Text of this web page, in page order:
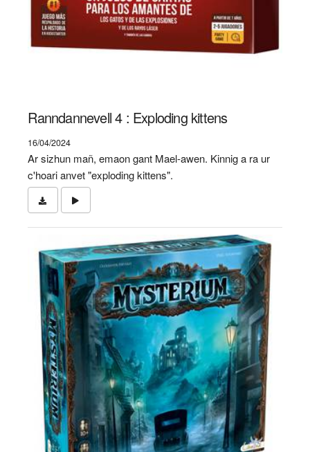
Ranndannevell 4 : Exploding kittens
16/04/2024
Ar sizhun mañ, emaon gant Mael-awen. Kinnig a ra ur
c'hoari anvet "exploding kittens".